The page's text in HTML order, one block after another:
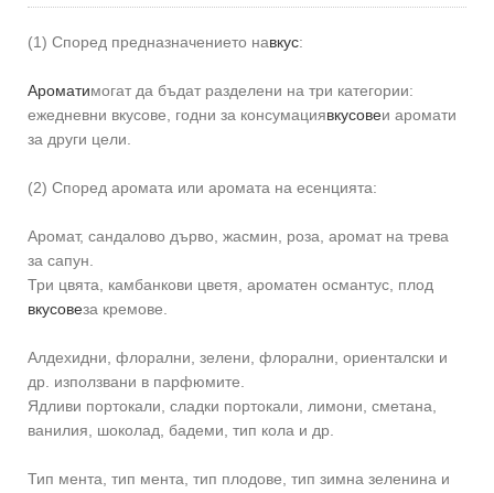
(1) Според предназначението навкус:
Ароматимогат да бъдат разделени на три категории:
ежедневни вкусове, годни за консумациявкусовеи аромати
за други цели.
(2) Според аромата или аромата на есенцията:
Аромат, сандалово дърво, жасмин, роза, аромат на трева
за сапун.
Три цвята, камбанкови цветя, ароматен османтус, плод
вкусовеза кремове.
Алдехидни, флорални, зелени, флорални, ориенталски и
др. използвани в парфюмите.
Ядливи портокали, сладки портокали, лимони, сметана,
ванилия, шоколад, бадеми, тип кола и др.
Тип мента, тип мента, тип плодове, тип зимна зеленина и